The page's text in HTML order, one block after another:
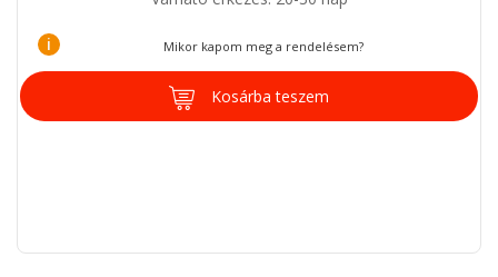
i Mikor kapom meg a rendelésem?
Kosárba teszem